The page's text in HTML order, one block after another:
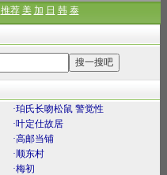
推荐 美 加 日 韩 泰
·珀氏长吻松鼠 警觉性
·叶定仕故居
·高邮当铺
·顺东村
·梅初